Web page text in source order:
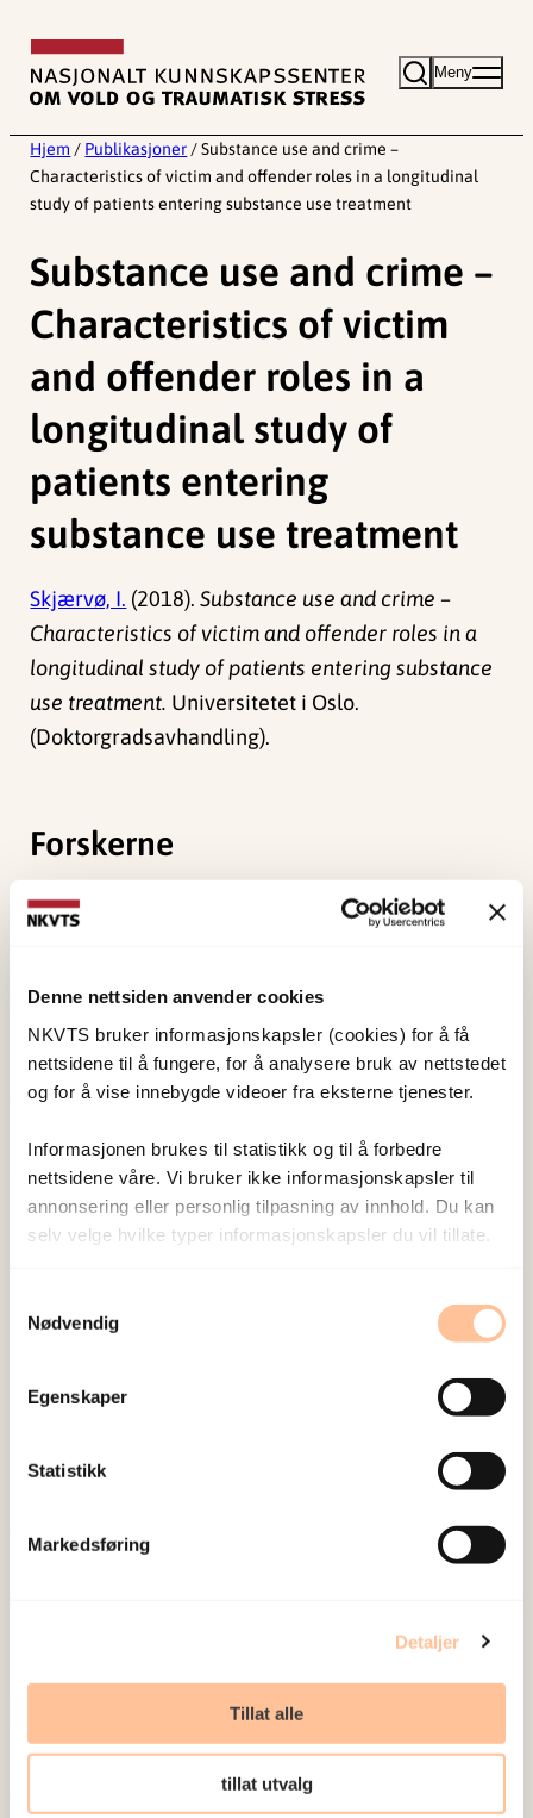
Denne nettsiden anvender cookies
NKVTS bruker informasjonskapsler (cookies) for å få
nettsidene til å fungere, for å analysere bruk av nettstedet
og for å vise innebygde videoer fra eksterne tjenester.
Informasjonen brukes til statistikk og til å forbedre
nettsidene våre. Vi bruker ikke informasjonskapsler til
annonsering eller personlig tilpasning av innhold. Du kan
selv velge hvilke typer informasjonskapsler du vil tillate.
Nødvendig
Egenskaper
Statistikk
Markedsføring
Detaljer
Tillat alle
tillat utvalg
innhold
Meny
Hjem / Publikasjoner / Substance use and crime –
Characteristics of victim and offender roles in a longitudinal
study of patients entering substance use treatment
Substance use and crime –
Characteristics of victim
and offender roles in a
longitudinal study of
patients entering
substance use treatment
Skjærvø, I. (2018).Substance use and crime –
Characteristics of victim and offender roles in a
longitudinal study of patients entering substance
use treatment. Universitetet i Oslo.
(Doktorgradsavhandling).
Forskerne
Skjærvø, Ingeborg
Sist redigert:9. august 2026
NKVTS utvikler og sprer kunnskap og kompetanse
om vold og traumatisk stress. Formålet er å bidra
til å forebygge og redusere de helsemessige og
sosiale konsekvensene som vold og traumatisk
stress kan medføre.